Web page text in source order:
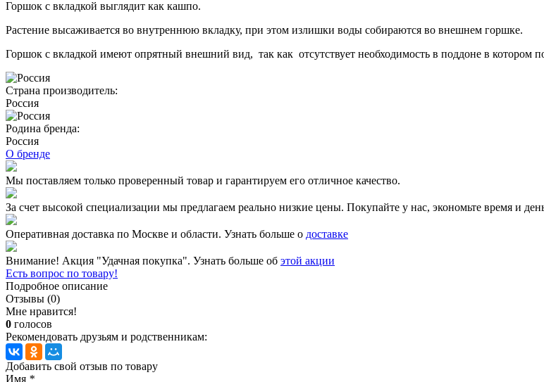
Горшок с вкладкой выглядит как кашпо.
Растение высаживается во внутреннюю вкладку, при этом излишки воды собираются во внешнем горшке.
Горшок с вкладкой имеют опрятный внешний вид, так как отсутствует необходимость в поддоне в котором
Страна производитель:
Россия
Родина бренда:
Россия
О бренде
Мы поставляем только проверенный товар и гарантируем его отличное качество.
За счет высокой специализации мы предлагаем реально низкие цены. Покупайте у нас, экономьте время и
Оперативная доставка по Москве и области. Узнать больше о доставке
Внимание! Акция "Удачная покупка". Узнать больше об этой акции
Есть вопрос по товару!
Подробное описание
Отзывы (0)
Мне нравится!
0 голосов
Рекомендовать друзьям и родственникам:
Добавить свой отзыв по товару
Имя *